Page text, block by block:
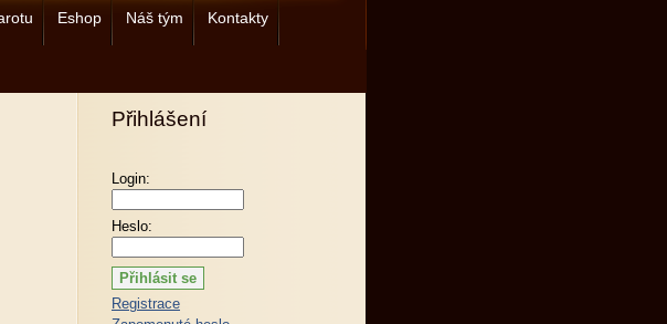
Eshop Náš tým Kontakty
Přihlášení
Login:
Heslo:
Registrace